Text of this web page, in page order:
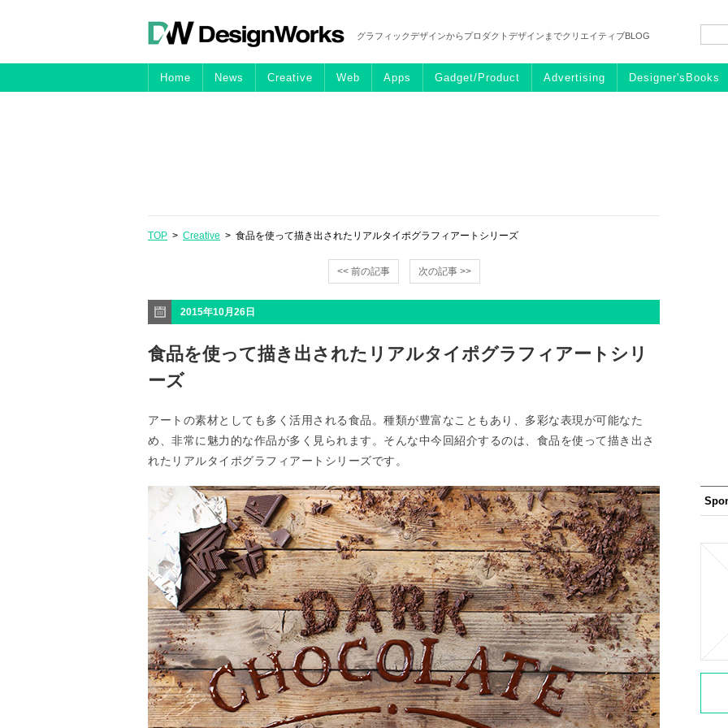
グラフィックデザインからプロダクトデザインまでクリエイティブBLOG
Home News Creative Web Apps Gadget/Product Advertising Designer'sBooks
TOP > Creative > 食品を使って描き出されたリアルタイポグラフィアートシリーズ
<< 前の記事 次の記事 >>
2015年10月26日
食品を使って描き出されたリアルタイポグラフィアートシリ
ーズ
アートの素材としても多く活用される食品。種類が豊富なこともあり、多彩な表現が可能なた
め、非常に魅力的な作品が多く見られます。そんな中今回紹介するのは、食品を使って描き出さ
れたリアルタイポグラフィアートシリーズです。